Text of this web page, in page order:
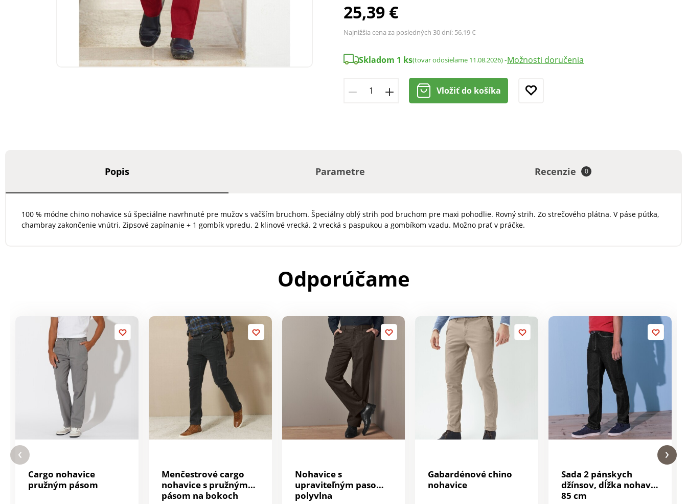
25,39 €
Najnižšia cena za posledných 30 dní: 56,19 €
Skladom 1 ks(tovar odosielame 11.08.2026)-Možnosti doručenia
Vložiť do košíka
Popis Parametre Recenzie 0
100 % módne chino nohavice sú špeciálne navrhnuté pre mužov s väčším bruchom. Špeciálny oblý strih pod bruchom pre maxi pohodlie. Rovný strih. Zo strečového plátna. V páse pútka,
chambray zakončenie vnútri. Zipsové zapínanie + 1 gombík vpredu. 2 klinové vrecká. 2 vrecká s paspukou a gombíkom vzadu. Možno prať v práčke.
Odporúčame
Cargo nohavice
pružným pásom
Menčestrové cargo
nohavice s pružným
pásom na bokoch
Nohavice s
upraviteľným pasom,
polyvlna
Gabardénové chino
nohavice
Sada 2 pánskych
džínsov, dĺžka nohavíc
85 cm